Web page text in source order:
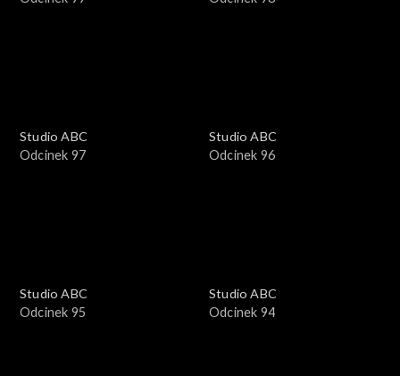
Studio ABC
Odcinek 97
Studio ABC
Odcinek 96
Studio ABC
Odcinek 95
Studio ABC
Odcinek 94